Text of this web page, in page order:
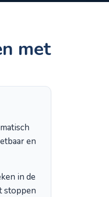
met
en
in de
stoppen